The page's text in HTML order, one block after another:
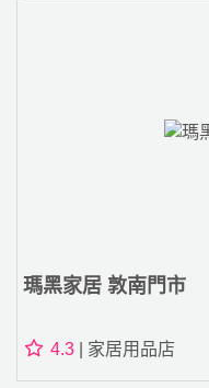
瑪黑家居 敦南門市
4.3 | 家居用品店